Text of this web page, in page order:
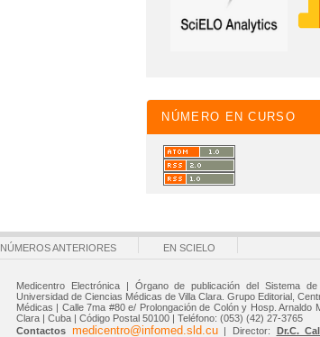
NÚMERO EN CURSO
NÚMEROS ANTERIORES EN SCIELO
Medicentro Electrónica | Órgano de publicación del Sistema
Universidad de Ciencias Médicas de Villa Clara. Grupo Editorial,
Médicas | Calle 7ma #80 e/ Prolongación de Colón y Hosp. Arnaldo
Clara | Cuba | Código Postal 50100 | Teléfono: (053) (42) 27-3765
Contactos medicentro@infomed.sld.cu | Director: Dr.C.